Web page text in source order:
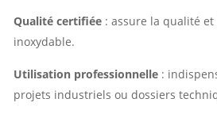
Qualité certifiée : assure la qualité et
inoxydable.
Utilisation professionnelle :
projets industriels ou dossiers